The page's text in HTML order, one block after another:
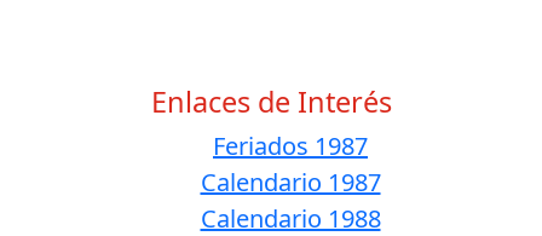
Enlaces de Interés
Feriados 1987
Calendario 1987
Calendario 1988